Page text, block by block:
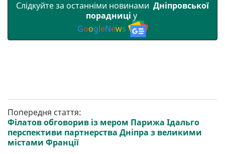
Слідкуйте за останніми новинами Дніпровської
порадниці у
GoogleNews
Попередня стаття:
Філатов обговорив із мером Парижа Ідальго
перспективи партнерства Дніпра з великими
містами Франції